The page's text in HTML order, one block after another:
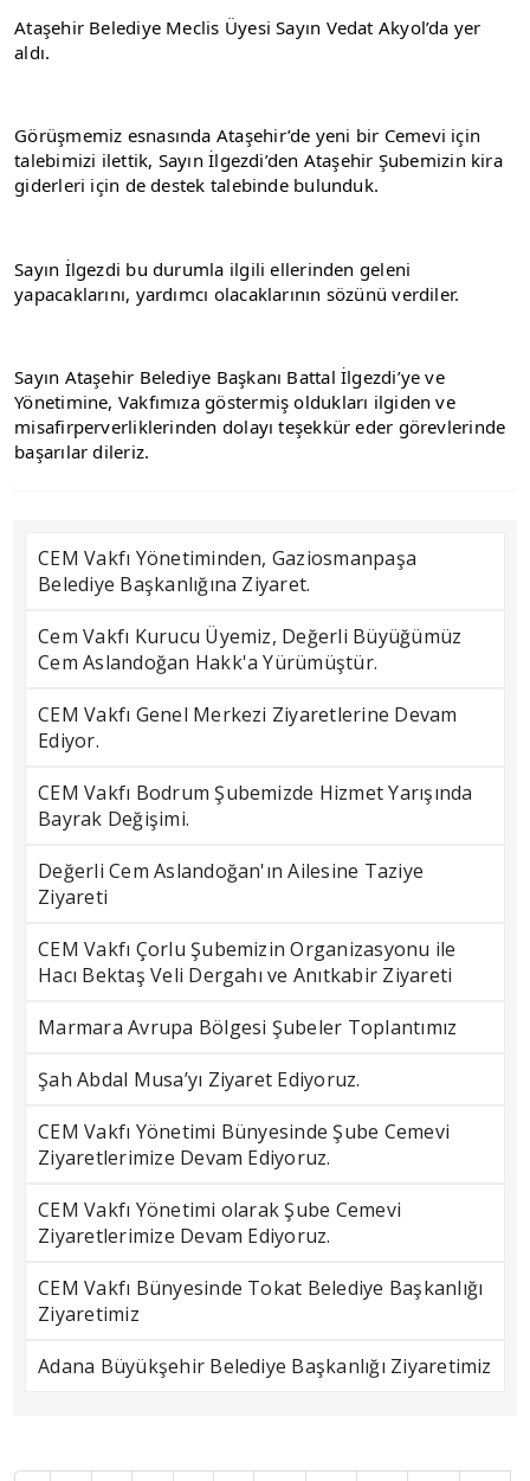
Ataşehir Belediye Meclis Üyesi Sayın Vedat Akyol’da yer
aldı.
Görüşmemiz esnasında Ataşehir’de yeni bir Cemevi için
talebimizi ilettik, Sayın İlgezdi’den Ataşehir Şubemizin kira
giderleri için de destek talebinde bulunduk.
Sayın İlgezdi bu durumla ilgili ellerinden geleni
yapacaklarını, yardımcı olacaklarının sözünü verdiler.
Sayın Ataşehir Belediye Başkanı Battal İlgezdi’ye ve
Yönetimine, Vakfımıza göstermiş oldukları ilgiden ve
misafirperverliklerinden dolayı teşekkür eder görevlerinde
başarılar dileriz.
CEM Vakfı Yönetiminden, Gaziosmanpaşa
Belediye Başkanlığına Ziyaret.
Cem Vakfı Kurucu Üyemiz, Değerli Büyüğümüz
Cem Aslandoğan Hakk'a Yürümüştür.
CEM Vakfı Genel Merkezi Ziyaretlerine Devam
Ediyor.
CEM Vakfı Bodrum Şubemizde Hizmet Yarışında
Bayrak Değişimi.
Değerli Cem Aslandoğan'ın Ailesine Taziye
Ziyareti
CEM Vakfı Çorlu Şubemizin Organizasyonu ile
Hacı Bektaş Veli Dergahı ve Anıtkabir Ziyareti
Marmara Avrupa Bölgesi Şubeler Toplantımız
Şah Abdal Musa’yı Ziyaret Ediyoruz.
CEM Vakfı Yönetimi Bünyesinde Şube Cemevi
Ziyaretlerimize Devam Ediyoruz.
CEM Vakfı Yönetimi olarak Şube Cemevi
Ziyaretlerimize Devam Ediyoruz.
CEM Vakfı Bünyesinde Tokat Belediye Başkanlığı
Ziyaretimiz
Adana Büyükşehir Belediye Başkanlığı Ziyaretimiz